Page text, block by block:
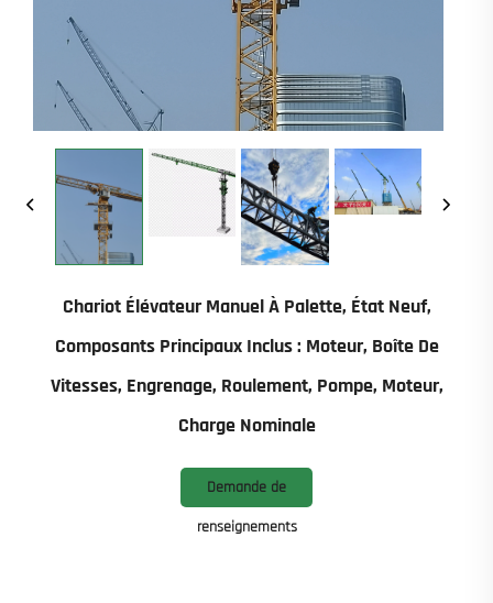
Chariot Élévateur Manuel À Palette, État Neuf,
Composants Principaux Inclus : Moteur, Boîte De
Vitesses, Engrenage, Roulement, Pompe, Moteur,
Charge Nominale
Demande de
renseignements